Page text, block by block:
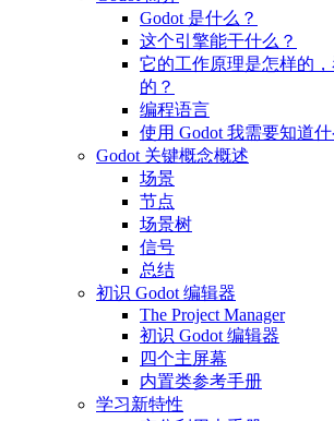
Godot 是什么？
这个引擎能干什么？
它的工作原理是怎样的
的？
编程语言
使用 Godot 我需要知道什
Godot 关键概念概述
场景
节点
场景树
信号
总结
初识 Godot 编辑器
The Project Manager
初识 Godot 编辑器
四个主屏幕
内置类参考手册
学习新特性